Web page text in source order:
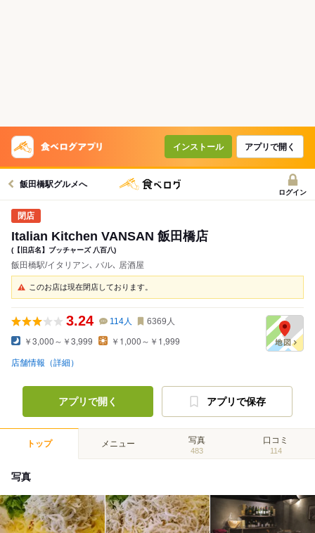
インストール アプリで開く
飯田橋駅グルメへ
ログイン
Italian Kitchen VANSAN 飯田橋店
(【旧店名】ブッチャーズ 八百八)
飯田橋駅/イタリアン､ バル､ 居酒屋
このお店は現在閉店しております。
3.24 114人 6369 人
￥3,000～￥3,999 ￥1,000～￥1,999
店舗情報（詳細）
アプリで開く アプリで保存
トップ メニュー 写真
483
口コミ
114
写真